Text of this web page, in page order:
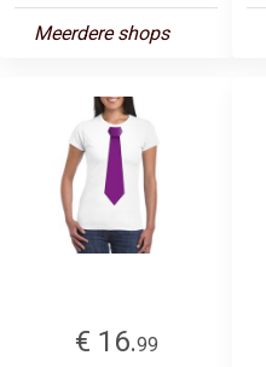
Meerdere shops
€ 16.99